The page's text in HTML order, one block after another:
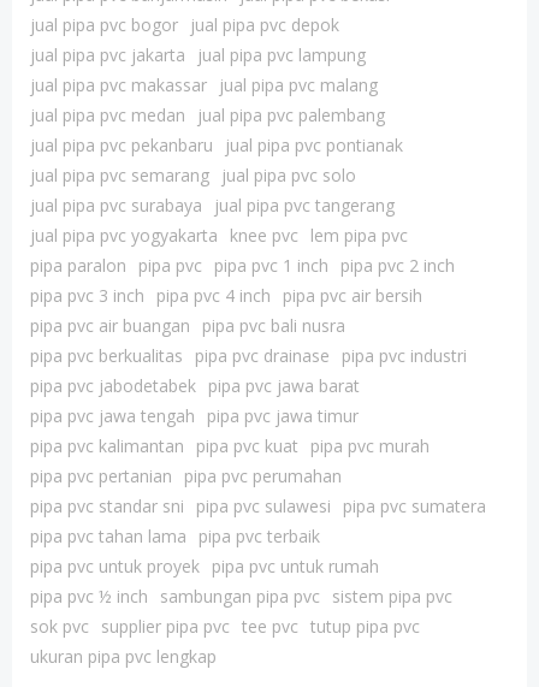
jual pipa pvc bogor
jual pipa pvc depok
jual pipa pvc jakarta
jual pipa pvc lampung
jual pipa pvc makassar
jual pipa pvc malang
jual pipa pvc medan
jual pipa pvc palembang
jual pipa pvc pekanbaru
jual pipa pvc pontianak
jual pipa pvc semarang
jual pipa pvc solo
jual pipa pvc surabaya
jual pipa pvc tangerang
jual pipa pvc yogyakarta
knee pvc
lem pipa pvc
pipa paralon
pipa pvc pipa pvc 1 inch
pipa pvc 2 inch
pipa pvc 3 inch
pipa pvc 4 inch
pipa pvc air bersih
pipa pvc air buangan
pipa pvc bali nusra
pipa pvc berkualitas
pipa pvc drainase
pipa pvc industri
pipa pvc jabodetabek pipa pvc jawa barat
pipa pvc jawa tengah
pipa pvc jawa timur
pipa pvc kalimantan
pipa pvc kuat
pipa pvc murah
pipa pvc pertanian
pipa pvc perumahan
pipa pvc standar sni
pipa pvc sulawesi
pipa pvc sumatera
pipa pvc tahan lama
pipa pvc terbaik
pipa pvc untuk proyek pipa pvc untuk rumah
pipa pvc ½ inch
sambungan pipa pvc
sistem pipa pvc
sok pvc
supplier pipa pvc tee pvc tutup pipa pvc
ukuran pipa pvc lengkap